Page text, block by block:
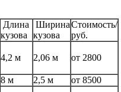
Длина
кузова
Ширина
кузова
Стоимость/
руб.
4,2 м 2,06 м от 2800
8 м 2,5 м
от 8500